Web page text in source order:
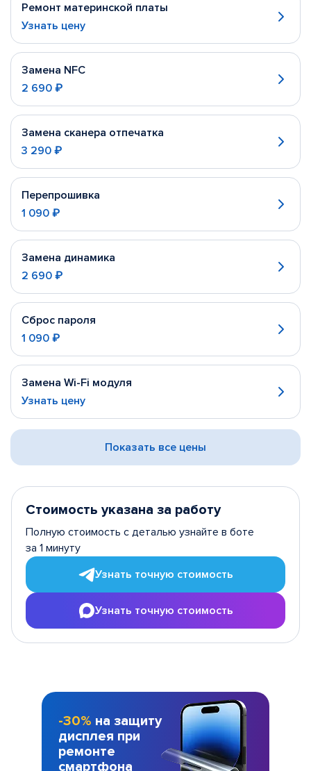
Ремонт материнской платы
Узнать цену
Замена NFC
2 690 ₽
Замена сканера отпечатка
3 290 ₽
Перепрошивка
1 090 ₽
Замена динамика
2 690 ₽
Сброс пароля
1 090 ₽
Замена Wi-Fi модуля
Узнать цену
Показать все цены
Стоимость указана за работу
Полную стоимость с деталью узнайте в боте
за 1 минуту
Узнать точную стоимость
Узнать точную стоимость
-30% на защиту
дисплея при
ремонте
смартфона